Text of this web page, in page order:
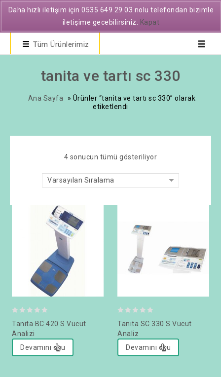
Tüm Ürünlerimiz
tanita ve tartı sc 330
Ana Sayfa » Ürünler “tanita ve tartı sc 330” olarak
etiketlendi
4 sonucun tümü gösteriliyor
Varsayılan Sıralama
out
5
Tanita BC 420 S Vücut
Analizi
Devamını oku
out
5
Tanita SC 330 S Vücut
Analiz
Devamını oku
Daha hızlı iletişim için 0535 649 29 03 nolu telefondan bizimle
iletişime gecebilirsiniz.
Kapat